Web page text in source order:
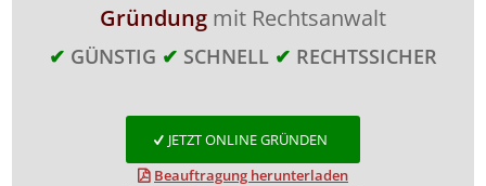
Gründung mit Rechtsanwalt
✔ GÜNSTIG ✔ SCHNELL ✔ RECHTSSICHER
JETZT ONLINE GRÜNDEN
Beauftragung herunterladen